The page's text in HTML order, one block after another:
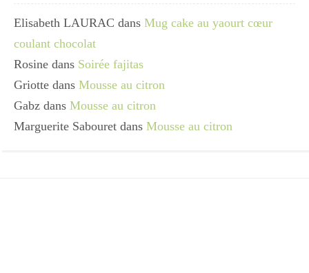
Elisabeth LAURAC dans Mug cake au yaourt cœur
coulant chocolat
Rosine dans Soirée fajitas
Griotte dans Mousse au citron
Gabz dans Mousse au citron
Marguerite Sabouret dans Mousse au citron